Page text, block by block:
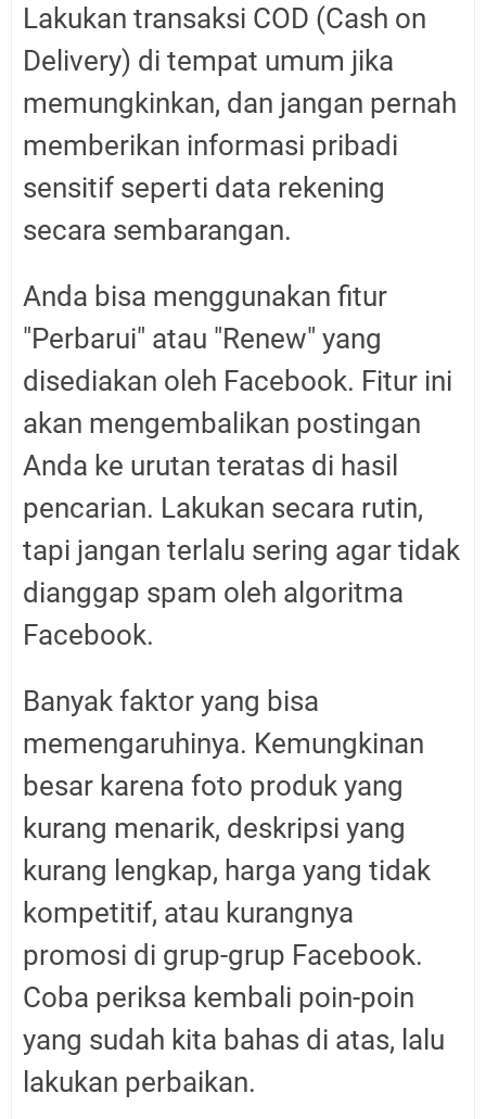
Lakukan transaksi COD (Cash on
Delivery) di tempat umum jika
memungkinkan, dan jangan pernah
memberikan informasi pribadi
sensitif seperti data rekening
secara sembarangan.
Anda bisa menggunakan fitur
"Perbarui" atau "Renew" yang
disediakan oleh Facebook. Fitur ini
akan mengembalikan postingan
Anda ke urutan teratas di hasil
pencarian. Lakukan secara rutin,
tapi jangan terlalu sering agar tidak
dianggap spam oleh algoritma
Facebook.
Banyak faktor yang bisa
memengaruhinya. Kemungkinan
besar karena foto produk yang
kurang menarik, deskripsi yang
kurang lengkap, harga yang tidak
kompetitif, atau kurangnya
promosi di grup-grup Facebook.
Coba periksa kembali poin-poin
yang sudah kita bahas di atas, lalu
lakukan perbaikan.